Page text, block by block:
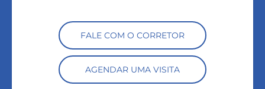
FALE COM O CORRETOR
AGENDAR UMA VISITA